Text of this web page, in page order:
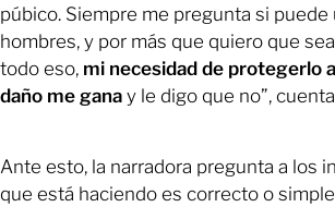
púbico. Siempre me pregunta si puede
hombres, y por más que quiero que
todo eso, mi necesidad de protegerlo
daño me gana y le digo que no”,
Ante esto, la narradora pregunta a los
que está haciendo es correcto o